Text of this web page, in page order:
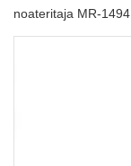
noateritaja MR-1494